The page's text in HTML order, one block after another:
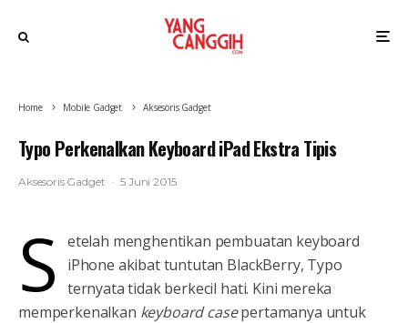
Home Mobile Gadget Aksesoris Gadget
Typo Perkenalkan Keyboard iPad Ekstra Tipis
Aksesoris Gadget · 5 Juni 2015
S
etelah menghentikan pembuatan keyboard
iPhone akibat tuntutan BlackBerry, Typo
ternyata tidak berkecil hati. Kini mereka
memperkenalkan keyboard casepertamanya untuk